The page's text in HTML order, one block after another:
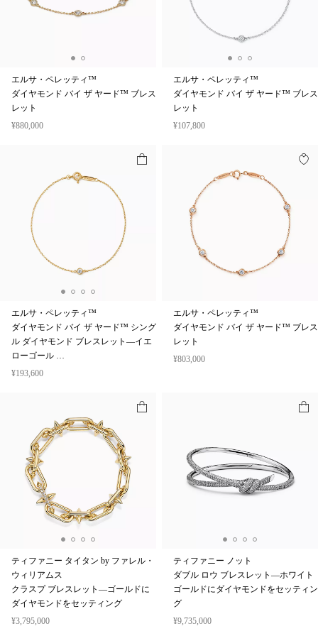
エルサ・ペレッティ™
ダイヤモンド バイ ザ ヤード™ ブレス
レット
¥880,000
エルサ・ペレッティ™
ダイヤモンド バイ ザ ヤード™ ブレス
レット
¥107,800
エルサ・ペレッティ™
ダイヤモンド バイ ザ ヤード™ シング
ル ダイヤモンド ブレスレット—イエ
ローゴール …
¥193,600
エルサ・ペレッティ™
ダイヤモンド バイ ザ ヤード™ ブレス
レット
¥803,000
ティファニー タイタン by ファレル・
ウィリアムス
クラスプ ブレスレット—ゴールドに
ダイヤモンドをセッティング
¥3,795,000
ティファニー ノット
ダブル ロウ ブレスレット—ホワイト
ゴールドにダイヤモンドをセッティン
グ
¥9,735,000